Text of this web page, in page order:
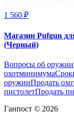
1 560 ₽
Магазин Pufgun
(Черный)
Вопросы об оружии
охотминимума
оружииПродать
пистолетПродать
Ганпост © 2026